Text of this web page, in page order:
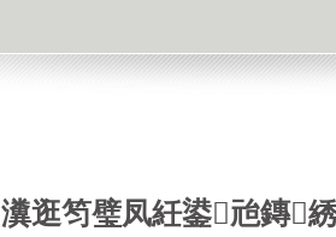
瀵逛笉璧凤紝鍙兘鏄